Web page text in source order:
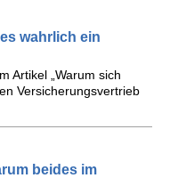
wahrlich ein
Artikel „Warum sich
Versicherungsvertrieb
beides im